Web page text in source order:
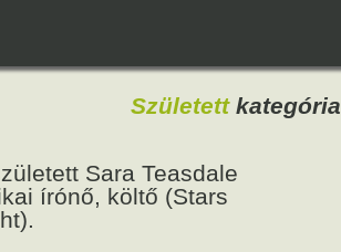
Születettkategória
Sara Teasdale
írónő, költő (Stars